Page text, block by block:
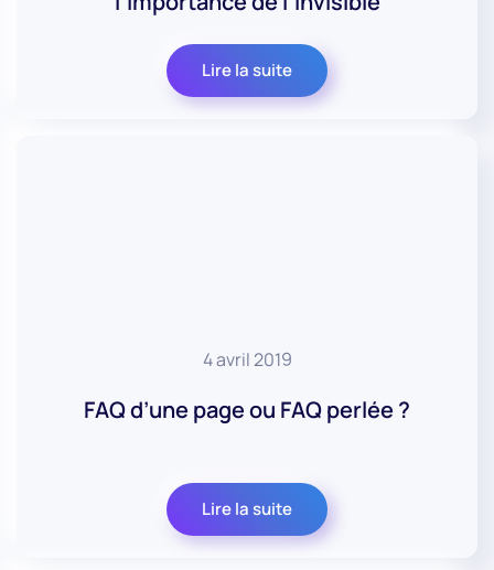
Lire la suite
4 avril 2019
FAQ d’une page ou FAQ perlée ?
Lire la suite